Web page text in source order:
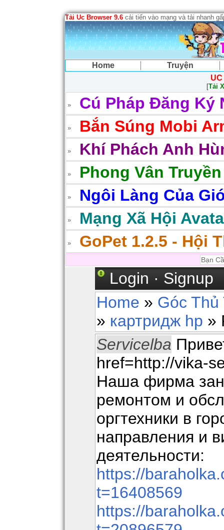
Tải Uc Browser 9.6 cải tiến vào mạng và tải nhanh
Home
Truyện
[Tải
Cú Pháp Đăng Ký
Bắn Súng Mobi
Khí Phách Anh
Phong Vân
Ngôi Làng Của
Mạng Xã Hội
GoPet 1.2.5 - Hội
Login · Signup
Home » Góc Thủ
» картридж hp »
Servicelba
href=http://vika-
Наша фирма
ремонтом и
оргтехники в
направления и
деятельности:
https://
t=16408569
https://